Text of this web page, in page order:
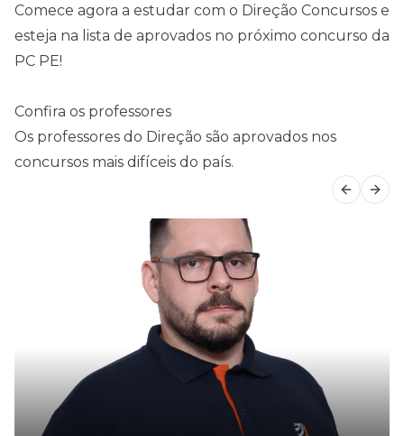
Comece agora a estudar com o Direção Concursos e
esteja na lista de aprovados no próximo concurso da
PC PE!
Confira os professores
Os professores do Direção são aprovados nos
concursos mais difíceis do país.